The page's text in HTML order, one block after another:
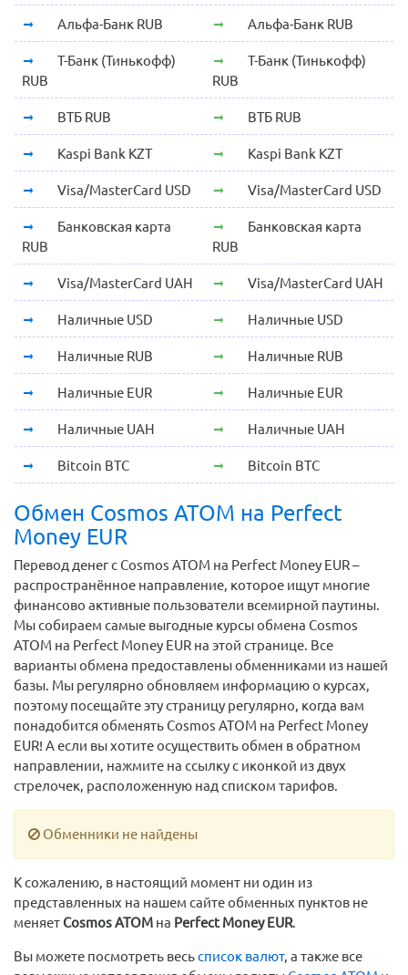
Альфа-Банк RUB Альфа-Банк RUB
Т-Банк (Тинькофф)
RUB
Т-Банк (Тинькофф)
RUB
ВТБ RUB ВТБ RUB
Kaspi Bank KZT Kaspi Bank KZT
Visa/MasterCard USD Visa/MasterCard USD
Банковская карта
RUB
Банковская карта
RUB
Visa/MasterCard UAH Visa/MasterCard UAH
Наличные USD Наличные USD
Наличные RUB Наличные RUB
Наличные EUR Наличные EUR
Наличные UAH Наличные UAH
Bitcoin BTC Bitcoin BTC
Обмен Cosmos ATOM на Perfect
Money EUR
Перевод денег с Cosmos ATOM на Perfect Money EUR –
распространённое направление, которое ищут многие
финансово активные пользователи всемирной паутины.
Мы собираем самые выгодные курсы обмена Cosmos
ATOM на Perfect Money EUR на этой странице. Все
варианты обмена предоставлены обменниками из нашей
базы. Мы регулярно обновляем информацию о курсах,
поэтому посещайте эту страницу регулярно, когда вам
понадобится обменять Cosmos ATOM на Perfect Money
EUR! А если вы хотите осуществить обмен в обратном
направлении, нажмите на ссылку с иконкой из двух
стрелочек, расположенную над списком тарифов.
Обменники не найдены
К сожалению, в настоящий момент ни один из
представленных на нашем сайте обменных пунктов не
меняет Cosmos ATOM на Perfect Money EUR.
Вы можете посмотреть весьсписок валют, а также все